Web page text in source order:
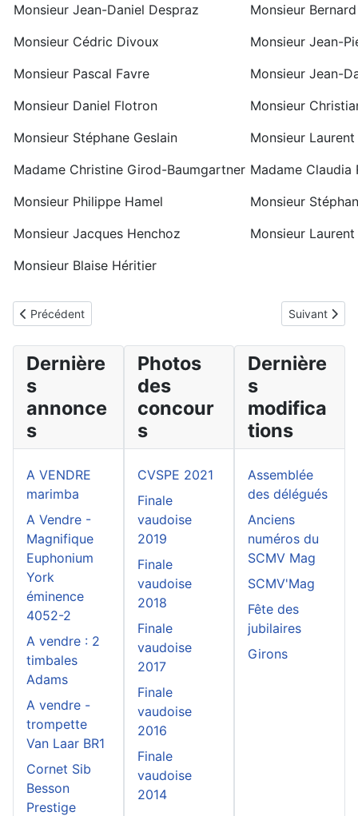
Monsieur Jean-Daniel Despraz
Monsieur Cédric Divoux
Monsieur Pascal Favre
Monsieur Daniel Flotron
Monsieur Stéphane Geslain
Madame Christine Girod-Baumgartner
Monsieur Philippe Hamel
Monsieur Jacques Henchoz
Monsieur Blaise Héritier
Monsieur
Monsieur Jean-
Monsieur Jean-
Monsieur
Monsieur Laurent
Madame Claudia
Monsieur
Monsieur Laurent
Article précédent : Documents
Précédent Article
Suivant
Dernière
s
annonce
s
A VENDRE
marimba
A Vendre -
Magnifique
Euphonium
York
éminence
4052-2
A vendre : 2
timbales
Adams
A vendre -
trompette
Van Laar BR1
Cornet Sib
Besson
Prestige
Photos
des
concour
s
CVSPE 2021
Finale
vaudoise
2019
Finale
vaudoise
2018
Finale
vaudoise
2017
Finale
vaudoise
2016
Finale
vaudoise
2014
Dernière
s
modifica
tions
Assemblée
des délégués
Anciens
numéros du
SCMV Mag
SCMV'Mag
Fête des
jubilaires
Girons